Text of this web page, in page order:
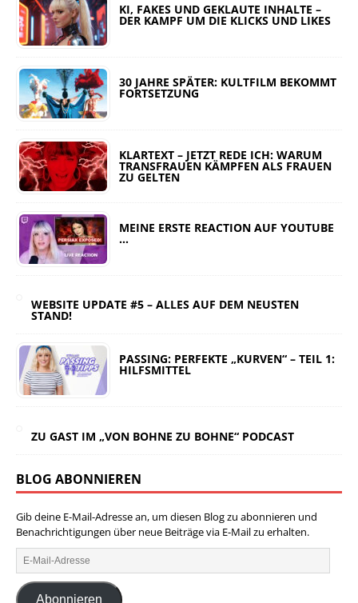
KI, FAKES UND GEKLAUTE INHALTE –
DER KAMPF UM DIE KLICKS UND LIKES
30 JAHRE SPÄTER: KULTFILM BEKOMMT
FORTSETZUNG
KLARTEXT – JETZT REDE ICH: WARUM
TRANSFRAUEN KÄMPFEN ALS FRAUEN
ZU GELTEN
MEINE ERSTE REACTION AUF YOUTUBE
…
WEBSITE UPDATE #5 – ALLES AUF DEM NEUSTEN
STAND!
PASSING: PERFEKTE „KURVEN“ – TEIL 1:
HILFSMITTEL
ZU GAST IM „VON BOHNE ZU BOHNE“ PODCAST
BLOG ABONNIEREN
Gib deine E-Mail-Adresse an, um diesen Blog zu abonnieren und
Benachrichtigungen über neue Beiträge via E-Mail zu erhalten.
Abonnieren